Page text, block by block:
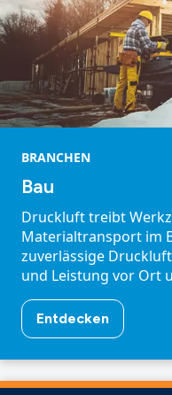
BRANCHEN
Bau
Druckluft treibt
Materialtransport im
zuverlässige
und Leistung vor Ort
Entdecken